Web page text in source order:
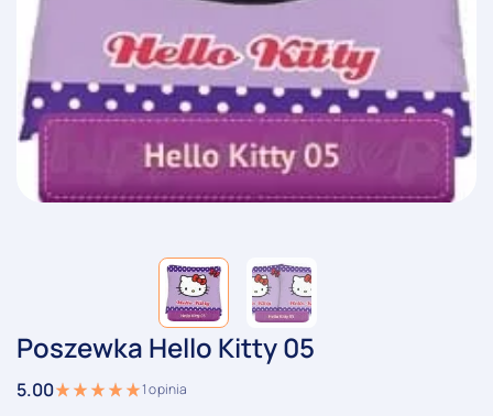
Poszewka Hello Kitty 05
5.00 1opinia